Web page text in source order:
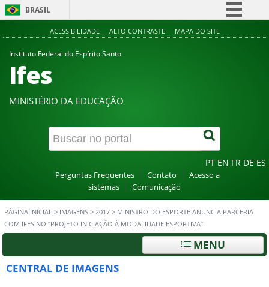
BRASIL
Simplifique!
Canais
ACESSIBILIDADE ALTO CONTRASTE MAPA DO SITE
Instituto Federal do Espírito Santo
Ifes
MINISTÉRIO DA EDUCAÇÃO
PT EN FR DE ES
Perguntas Frequentes Contato
Acesso a
sistemas
Comunicação
PÁGINA INICIAL > IMAGENS > 2017 > MINISTRO DO ESPORTE ANUNCIA PARCERIA
COM IFES NO “PROJETO INICIAÇÃO À MODALIDADE ESPORTIVA”
MENU
CENTRAL DE IMAGENS